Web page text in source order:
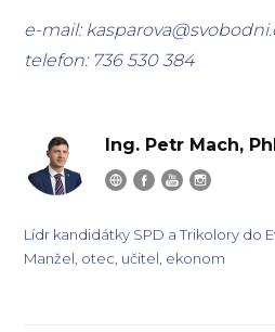
e-mail:
telefon: 736 530 384
Ing. Petr Mach,
Lídr kandidátky SPD a Trikolory do
Manžel, otec, učitel, ekonom